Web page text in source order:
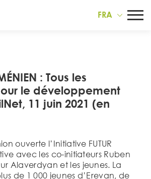
FRA
: Tous les
le développement
11 juin 2021 (en
ouverte l’Initiative FUTUR
avec les co-initiateurs Ruben
Alaverdyan et les jeunes. La
de 1 000 jeunes d’Erevan, de